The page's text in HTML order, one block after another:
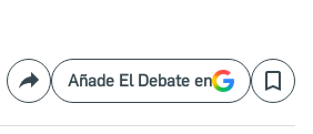
CompartirAñade El Debate en Save